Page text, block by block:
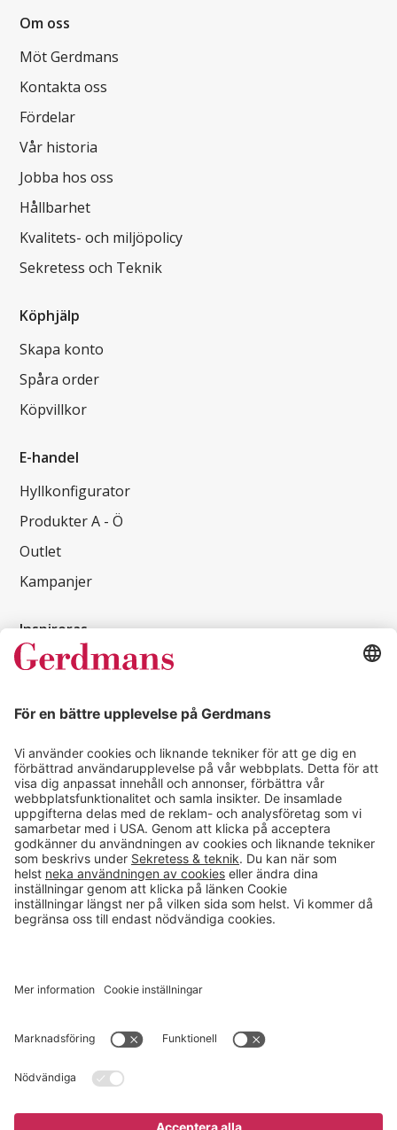
Om oss
Möt Gerdmans
Kontakta oss
Fördelar
Vår historia
Jobba hos oss
Hållbarhet
Kvalitets- och miljöpolicy
Sekretess och Teknik
Köphjälp
Skapa konto
Spåra order
Köpvillkor
E-handel
Hyllkonfigurator
Produkter A - Ö
Outlet
Kampanjer
Inspireras
Kundcase
Läsvärt
Kontakt
info@gerdmans.se
0433-740 80
Kundservice öppettider
Vardagar 07.30-17.00
© 2026 Gerdmans Inredningar AB Alla priser är exklusive moms.
Cookie inställningar